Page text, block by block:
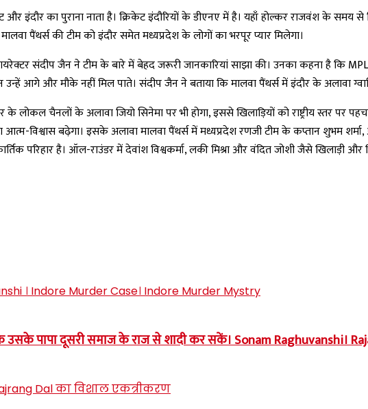
और इंदौर का पुराना नाता है। क्रिकेट इंदौरियों के डीएनए में है। यहाँ होल्कर राजवंश के समय
पैंथर्स की टीम को इंदौर समेत मध्यप्रदेश के लोगों का भरपूर प्यार मिलेगा।
संदीप जैन ने टीम के बारे में बेहद जरूरी जानकारियां साझा की। उनका कहना है कि
आगे और मौके नहीं मिल पाते। संदीप जैन ने बताया कि मालवा पैंथर्स में इंदौर के अलावा
चैनलों के अलावा जियो सिनेमा पर भी होगा, इससे खिलाड़ियों को राष्ट्रीय स्तर पर
विश्वास बढ़ेगा। इसके अलावा मालवा पैंथर्स में मध्यप्रदेश रणजी टीम के कप्तान शुभम
परिहार है। ऑल-राउंडर में देवांश विश्वकर्मा, लकी मिश्रा और वंदित जोशी जैसे खिलाड़ी
उसके पापा दूसरी समाज के राज से शादी कर सकें। Sonam Raghuvanshi।